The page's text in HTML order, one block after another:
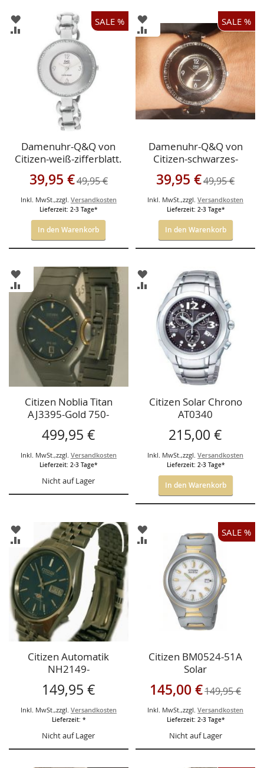
ZUR
WUNSCHLISTE
HINZUFÜGEN
ZUR
VERGLEICHSLISTE
HINZUFÜGEN
SALE %
Damenuhr-Q&Q von
Citizen-weiß-zifferblatt.
Sonderangebot
39,95 €49,95 €
Inkl. MwSt. ,zzgl. Versandkosten
Lieferzeit: 2-3 Tage*
In den Warenkorb
ZUR
WUNSCHLISTE
HINZUFÜGEN
ZUR
VERGLEICHSLISTE
HINZUFÜGEN
SALE %
Damenuhr-Q&Q von
Citizen-schwarzes-
zifferblatt.
Sonderangebot
39,95 €49,95 €
Inkl. MwSt.,zzgl.Versandkosten
Lieferzeit: 2-3 Tage*
In den Warenkorb
ZUR
WUNSCHLISTE
HINZUFÜGEN
ZUR
VERGLEICHSLISTE
HINZUFÜGEN
Citizen Noblia Titan
AJ3395-Gold 750-
499,95 €
Inkl. MwSt. ,zzgl. Versandkosten
Lieferzeit: 2-3 Tage*
Nicht auf Lager
ZUR
WUNSCHLISTE
HINZUFÜGEN
ZUR
VERGLEICHSLISTE
HINZUFÜGEN
Citizen Solar Chrono
AT0340
215,00 €
Inkl. MwSt.,zzgl.Versandkosten
Lieferzeit: 2-3 Tage*
In den Warenkorb
ZUR
WUNSCHLISTE
HINZUFÜGEN
ZUR
VERGLEICHSLISTE
HINZUFÜGEN
Citizen Automatik
NH2149-
149,95 €
Inkl. MwSt.,zzgl. Versandkosten
Lieferzeit: *
Nicht auf Lager
ZUR
WUNSCHLISTE
HINZUFÜGEN
ZUR
VERGLEICHSLISTE
HINZUFÜGEN
SALE %
Citizen BM0524-51A
Solar
Sonderangebot
145,00 €149,95 €
Inkl. MwSt.,zzgl.Versandkosten
Lieferzeit: 2-3 Tage*
Nicht auf Lager